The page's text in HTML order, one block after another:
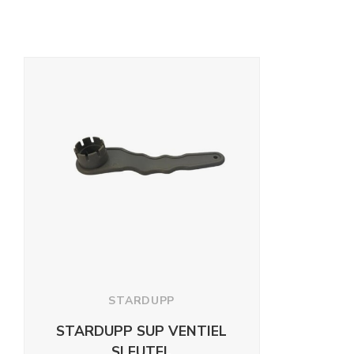
STARDUPP
STARDUPP SUP VENTIEL